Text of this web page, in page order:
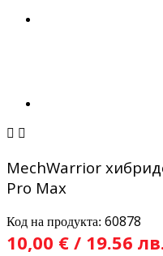
 
MechWarrior
Pro Max
Код на продукта: 60878
10,00 € / 19.56